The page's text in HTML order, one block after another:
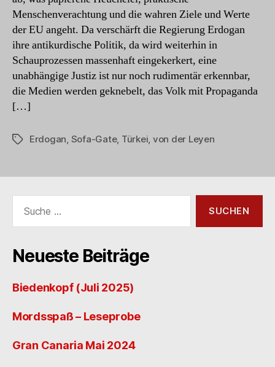
kriechen
Menschenverachtung und die wahren Ziele und Werte
der EU angeht. Da verschärft die Regierung Erdogan
ihre antikurdische Politik, da wird weiterhin in
Schauprozessen massenhaft eingekerkert, eine
unabhängige Justiz ist nur noch rudimentär erkennbar,
die Medien werden geknebelt, das Volk mit Propaganda
[…]
Schlagwörter
Erdogan, Sofa-Gate, Türkei, von der Leyen
nach:
Neueste Beiträge
Biedenkopf (Juli 2025)
Mordsspaß – Leseprobe
Gran Canaria Mai 2024